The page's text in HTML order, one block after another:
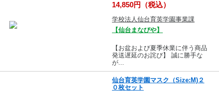
14,850円（税込）
学校法人仙台育英学園事業課
【仙台まなびや】
【お盆および夏季休業に伴う商品
発送遅延のお詫び】 誠に勝手な
が...
仙台育英学園マスク（Size:M)２
０枚セット